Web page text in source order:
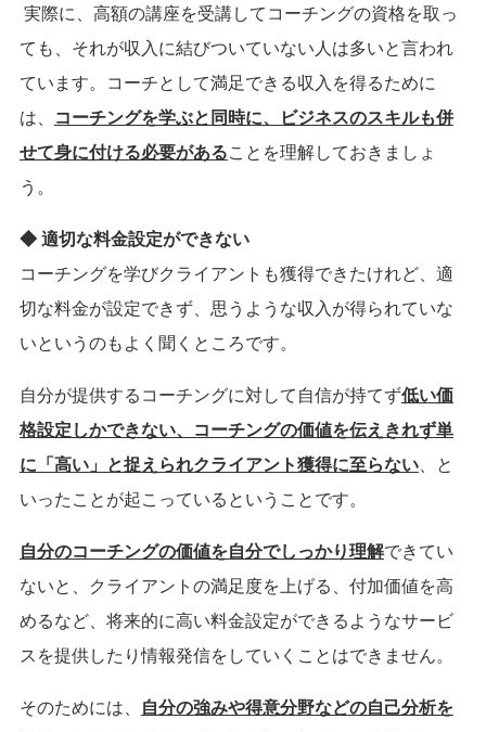
実際に、高額の講座を受講してコーチングの資格を取っ
ても、それが収入に結びついていない人は多いと言われ
ています。コーチとして満足できる収入を得るために
は、
コーチングを学ぶと同時に、ビジネスのスキルも併
せて身に付ける必要があることを理解しておきましょ
う。
◆ 適切な料金設定ができない
コーチングを学びクライアントも獲得できたけれど、適
切な料金が設定できず、思うような収入が得られていな
いというのもよく聞くところです。
自分が提供するコーチングに対して自信が持てず低い価
格設定しかできない、コーチングの価値を伝えきれず単
に「高い」と捉えられクライアント獲得に至らない、と
いったことが起こっているということです。
自分のコーチングの価値を自分でしっかり理解できてい
ないと、クライアントの満足度を上げる、付加価値を高
めるなど、将来的に高い料金設定ができるようなサービ
スを提供したり情報発信をしていくことはできません。
そのためには、
自分の強みや得意分野などの自己分析を